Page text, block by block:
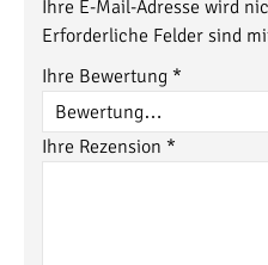
Ihre E-Mail-Adresse wird
Erforderliche Felder sind
Ihre Bewertung *
Ihre Rezension *